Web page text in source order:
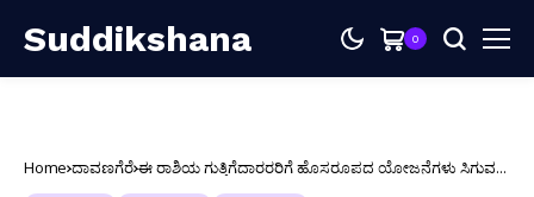
Suddikshana 0
Home ದಾವಣಗೆರೆ ಈ ರಾಶಿಯ ಗುತ್ತಿಗೆದಾರರರಿಗೆ ಹೊಸರೂಪದ ಯೋಜನೆಗಳು ಸಿಗುವ